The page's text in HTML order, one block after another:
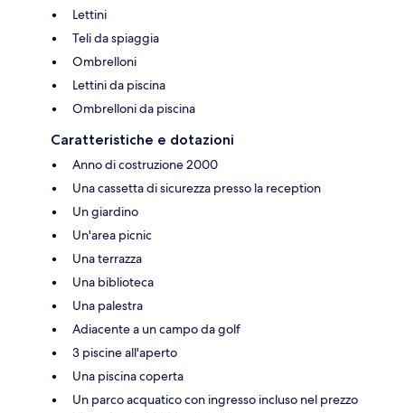
Lettini
Teli da spiaggia
Ombrelloni
Lettini da piscina
Ombrelloni da piscina
Caratteristiche e dotazioni
Anno di costruzione 2000
Una cassetta di sicurezza presso la reception
Un giardino
Un'area picnic
Una terrazza
Una biblioteca
Una palestra
Adiacente a un campo da golf
3 piscine all'aperto
Una piscina coperta
Un parco acquatico con ingresso incluso nel prezzo